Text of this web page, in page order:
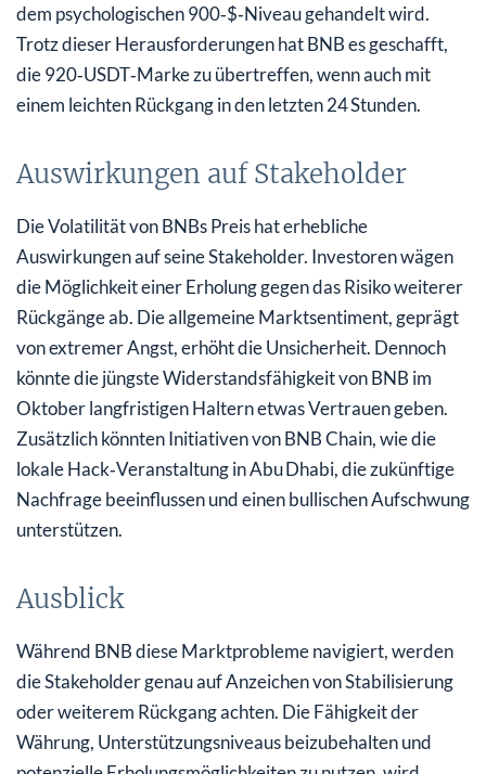
dem psychologischen 900‑$‑Niveau gehandelt wird.
Trotz dieser Herausforderungen hat BNB es geschafft,
die 920‑USDT‑Marke zu übertreffen, wenn auch mit
einem leichten Rückgang in den letzten 24 Stunden.
Auswirkungen auf Stakeholder
Die Volatilität von BNBs Preis hat erhebliche
Auswirkungen auf seine Stakeholder. Investoren wägen
die Möglichkeit einer Erholung gegen das Risiko weiterer
Rückgänge ab. Die allgemeine Marktsentiment, geprägt
von extremer Angst, erhöht die Unsicherheit. Dennoch
könnte die jüngste Widerstandsfähigkeit von BNB im
Oktober langfristigen Haltern etwas Vertrauen geben.
Zusätzlich könnten Initiativen von BNB Chain, wie die
lokale Hack‑Veranstaltung in Abu Dhabi, die zukünftige
Nachfrage beeinflussen und einen bullischen Aufschwung
unterstützen.
Ausblick
Während BNB diese Marktprobleme navigiert, werden
die Stakeholder genau auf Anzeichen von Stabilisierung
oder weiterem Rückgang achten. Die Fähigkeit der
Währung, Unterstützungsniveaus beizubehalten und